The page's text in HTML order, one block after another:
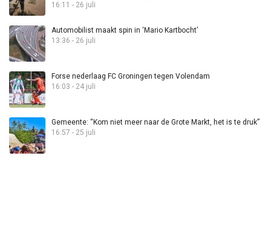
16:11 - 26 juli
Automobilist maakt spin in ‘Mario Kartbocht’
13:36 - 26 juli
Forse nederlaag FC Groningen tegen Volendam
16:03 - 24 juli
Gemeente: “Kom niet meer naar de Grote Markt, het is te druk”
16:57 - 25 juli